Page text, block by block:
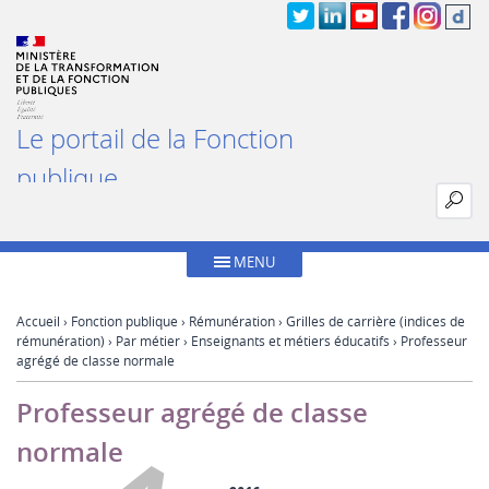
Le portail de la Fonction
publique
MENU
Accueil › Fonction publique › Rémunération› Grilles de carrière (indices de
rémunération) › Par métier› Enseignants et métiers éducatifs › Professeur
agrégé de classe normale
Professeur agrégé de classe
normale